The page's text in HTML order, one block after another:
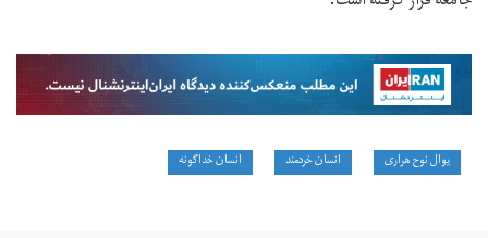
یوال نوح هراری انسان خردمند انسان خداگونه